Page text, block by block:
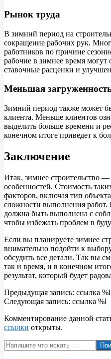
Рынок труда
В зимний период на
сокращение рабочих рук.
работников по причине
рабочие в зимнее время могут
ставочные расценки и
Меньшая
Зимний период также может
клиента. Меньше клиентов
выделить больше времени и
конечном итоге приведет к
Заключение
Итак, зимнее строительство
особенностей. Стоимость
факторов, включая тип
сложности выполнения работ.
должна быть выполнена с
чтобы избежать проблем в
Если вы планируете зимнее
внимательно подойти к
обсудить все детали. Так вы
так и время, и в конечном
результат, который будет
2024-
11-
Предыдущая запись: ссылка %l
Следующая запись: ссылка %l
Комментирование данной
ссылки открыты.
Поиск